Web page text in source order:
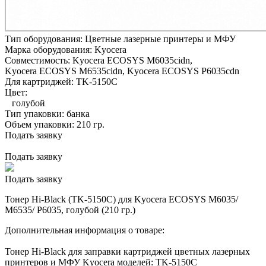
Тип оборудования: Цветные лазерные принтеры и МФУ
Марка оборудования: Kyocera
Совместимость: Kyocera ECOSYS M6035cidn,
Kyocera ECOSYS M6535cidn, Kyocera ECOSYS P6035cdn
Для картриджей: TK-5150C
Цвет:
голубой
Тип упаковки: банка
Объем упаковки: 210 гр.
Подать заявку
Подать заявку
Подать заявку
Тонер Hi-Black (TK-5150C) для Kyocera ECOSYS M6035/
M6535/ P6035, голубой (210 гр.)
Дополнительная информация о товаре:
Тонер Hi-Black для заправки картриджей цветных лазерных
принтеров и МФУ Kyocera моделей: TK-5150C